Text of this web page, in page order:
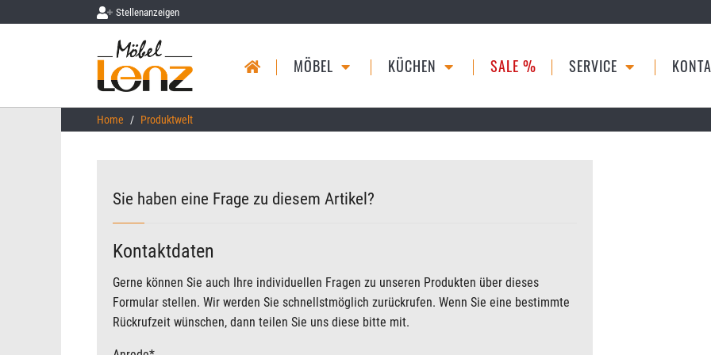
Skip to main content
Stellenanzeigen
MÖBEL KÜCHEN SALE % SERVICE
You are here:
Home Produktwelt
Sie haben eine Frage zu diesem Artikel?
Kontaktdaten
Gerne können Sie auch Ihre individuellen Fragen zu unseren Produkten über dieses
Formular stellen. Wir werden Sie schnellstmöglich zurückrufen. Wenn Sie eine bestimmte
Rückrufzeit wünschen, dann teilen Sie uns diese bitte mit.